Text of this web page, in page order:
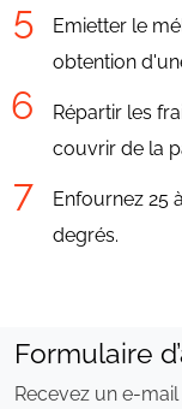
Emietter le
obtention
Répartir les
couvrir de la
Enfournez 25
degrés.
Formulaire
Recevez un e-